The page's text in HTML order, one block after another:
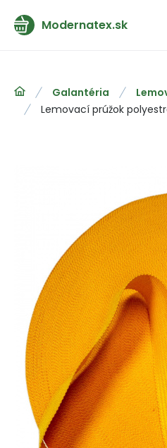
Modernatex.sk
Galantéria
Lemovací prúžok